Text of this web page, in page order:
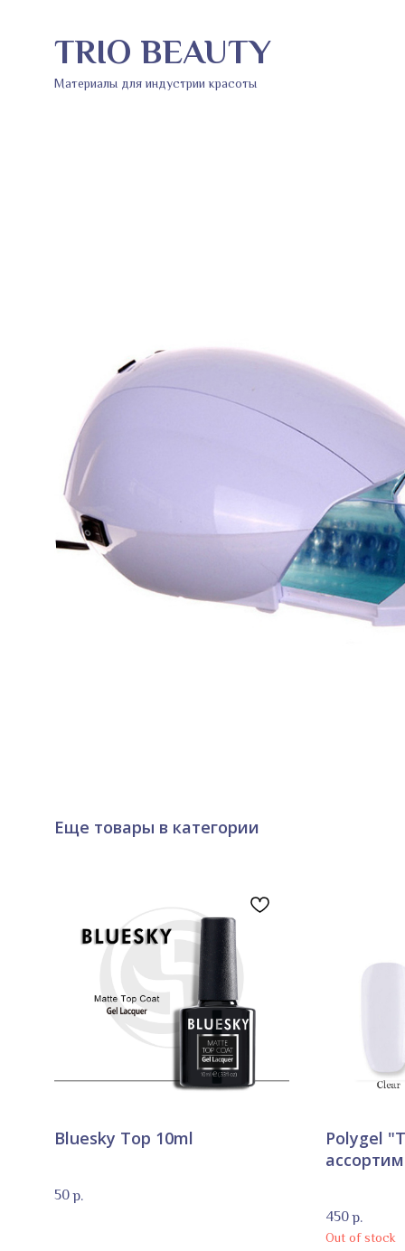
TRIO BEAUTY
Материалы для индустрии красоты
Еще товары в категории
Bluesky Top 10ml
50р.
Polygel
450р.
Out of stock